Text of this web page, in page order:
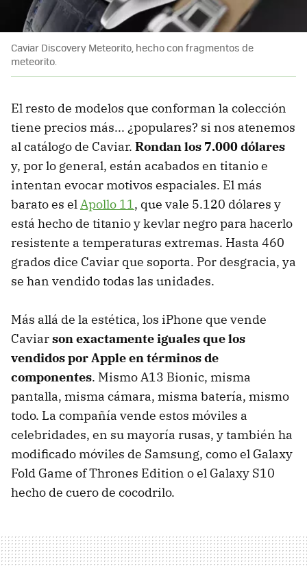
Caviar Discovery Meteorito, hecho con fragmentos de
meteorito.
El resto de modelos que conforman la colección
tiene precios más... ¿populares? si nos atenemos
al catálogo de Caviar. Rondan los 7.000 dólares
y, por lo general, están acabados en titanio e
intentan evocar motivos espaciales. El más
barato es elApollo 11, que vale 5.120 dólares y
está hecho de titanio y kevlar negro para hacerlo
resistente a temperaturas extremas. Hasta 460
grados dice Caviar que soporta. Por desgracia, ya
se han vendido todas las unidades.
Más allá de la estética, los iPhone que vende
Caviarson exactamente iguales que los
vendidos por Apple en términos de
componentes. Mismo A13 Bionic, misma
pantalla, misma cámara, misma batería, mismo
todo. La compañía vende estos móviles a
celebridades, en su mayoría rusas, y también ha
modificado móviles de Samsung, como el Galaxy
Fold Game of Thrones Edition o el Galaxy S10
hecho de cuero de cocodrilo.